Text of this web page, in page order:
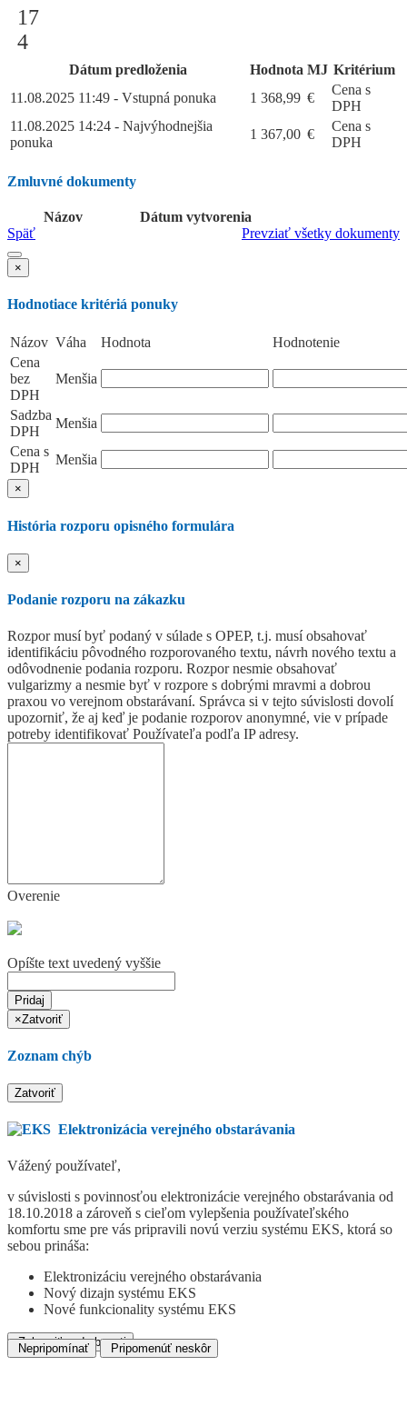
17
4
Dátum predloženia Hodnota MJ Kritérium
11.08.2025 11:49 - Vstupná ponuka
1 368,99 €
Cena s
DPH
11.08.2025 14:24 - Najvýhodnejšia
ponuka
1 367,00 €
Cena s
DPH
Zmluvné dokumenty
Názov
Dátum vytvorenia
Prevziať všetky dokumenty
Späť
×
Hodnotiace kritériá ponuky
Názov Váha Hodnota
Hodnotenie
Cena
bez
DPH
Menšia
Sadzba
DPH
Menšia
Cena s
DPH
Menšia
×
História rozporu opisného formulára
×
Podanie rozporu na zákazku
Rozpor musí byť podaný v súlade s OPEP, t.j. musí obsahovať
identifikáciu pôvodného rozporovaného textu, návrh nového textu a
odôvodnenie podania rozporu. Rozpor nesmie obsahovať
vulgarizmy a nesmie byť v rozpore s dobrými mravmi a dobrou
praxou vo verejnom obstarávaní. Správca si v tejto súvislosti dovolí
upozorniť, že aj keď je podanie rozporov anonymné, vie v prípade
potreby identifikovať Používateľa podľa IP adresy.
Overenie
Opíšte text uvedený vyššie
Pridaj
×Zatvoriť
Zoznam chýb
Zatvoriť
Elektronizácia verejného obstarávania
Vážený používateľ,
v súvislosti s povinnosťou elektronizácie verejného obstarávania od
18.10.2018 a zároveň s cieľom vylepšenia používateľského
komfortu sme pre vás pripravili novú verziu systému EKS, ktorá so
sebou prináša:
Elektronizáciu verejného obstarávania
Nový dizajn systému EKS
Nové funkcionality systému EKS
Zobraziť podrobnosti
Nepripomínať Pripomenúť neskôr